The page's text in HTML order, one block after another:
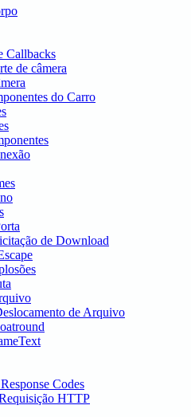
Callbacks
de câmera
do Carro
de Download
de Arquivo
Codes
HTTP